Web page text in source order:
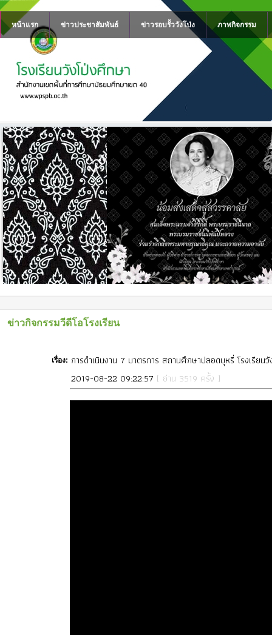
หน้าแรก ข่าวประชาสัมพันธ์ ข่าวรอบรั้ววังโป่ง ภาพกิจกรรม
ข่าวกิจกรรมวีดีโอโรงเรียน
เรื่อง: การดำเนินงาน 7 มาตรการ สถานศึกษาปลอดบุหรี่ โรงเรียน
2019-08-22 09:22:57 ( อ่าน 3519 ครั้ง )